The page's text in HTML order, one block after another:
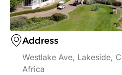
Address
Westlake Ave, Lakeside,
Africa